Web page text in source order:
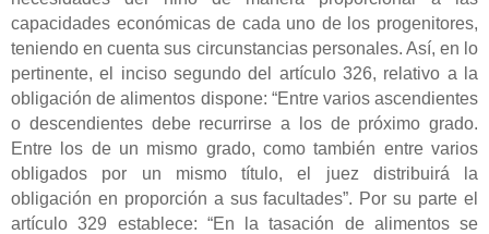
capacidades económicas de cada uno de los progenitores,
teniendo en cuenta sus circunstancias personales. Así, en lo
pertinente, el inciso segundo del artículo 326, relativo a la
obligación de alimentos dispone: “Entre varios ascendientes
o descendientes debe recurrirse a los de próximo grado.
Entre los de un mismo grado, como también entre varios
obligados por un mismo título, el juez distribuirá la
obligación en proporción a sus facultades”. Por su parte el
artículo 329 establece: “En la tasación de alimentos se